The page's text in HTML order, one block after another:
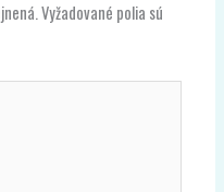
Vyžadované polia sú